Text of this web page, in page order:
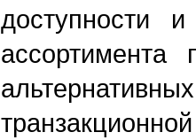
доступности
ассортимента